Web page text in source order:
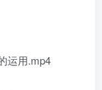
运用.mp4